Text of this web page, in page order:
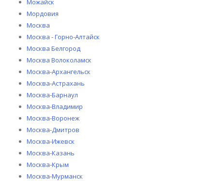
Можайск
Мордовия
Москва
Москва - Горно-Алтайск
Москва Белгород
Москва Волоколамск
Москва-Архангельск
Москва-Астрахань
Москва-Барнаул
Москва-Владимир
Москва-Воронеж
Москва-Дмитров
Москва-Ижевск
Москва-Казань
Москва-Крым
Москва-Мурманск